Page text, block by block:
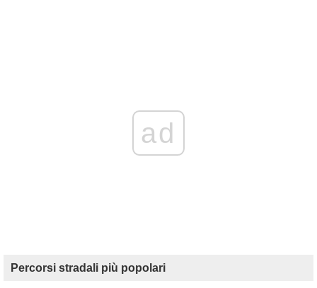
ad
Percorsi stradali più popolari